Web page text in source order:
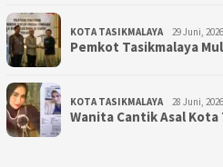
KOTA TASIKMALAYA 29 Juni, 2026
Pemkot Tasikmalaya
KOTA TASIKMALAYA 28 Juni, 2026
Wanita Cantik Asal